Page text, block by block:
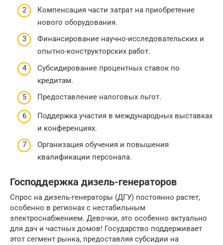
Компенсация части затрат на приобретение
нового оборудования.
Финансирование научно-исследовательских и
опытно-конструкторских работ.
Субсидирование процентных ставок по
кредитам.
Предоставление налоговых льгот.
Поддержка участия в международных выставках
и конференциях.
Организация обучения и повышения
квалификации персонала.
Господдержка дизель-генераторов
Спрос на дизель-генераторы (ДГУ) постоянно растет,
особенно в регионах с нестабильным
электроснабжением. Девочки, это особенно актуально
для дач и частных домов! Государство поддерживает
этот сегмент рынка, предоставляя субсидии на